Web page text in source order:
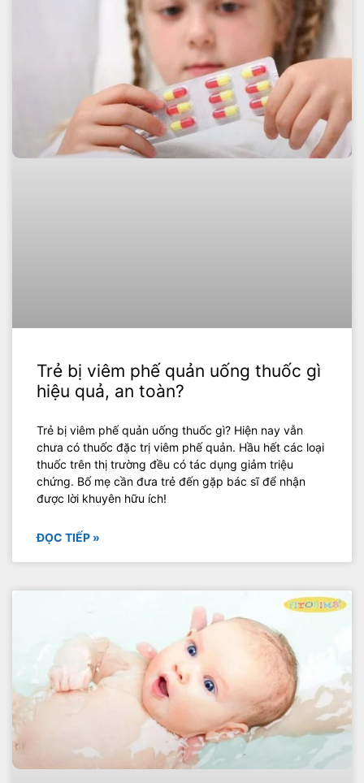
Trẻ bị viêm phế quản uống thuốc gì
hiệu quả, an toàn?
Trẻ bị viêm phế quản uống thuốc gì? Hiện nay vẫn
chưa có thuốc đặc trị viêm phế quản. Hầu hết các loại
thuốc trên thị trường đều có tác dụng giảm triệu
chứng. Bố mẹ cần đưa trẻ đến gặp bác sĩ để nhận
được lời khuyên hữu ích!
ĐỌC TIẾP »